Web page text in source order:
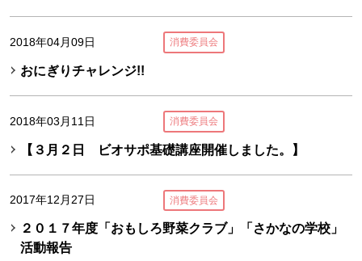
2018年04月09日 消費委員会
おにぎりチャレンジ!!
2018年03月11日 消費委員会
【３月２日 ビオサポ基礎講座開催しました。】
2017年12月27日 消費委員会
２０１７年度「おもしろ野菜クラブ」「さかなの学校」
活動報告